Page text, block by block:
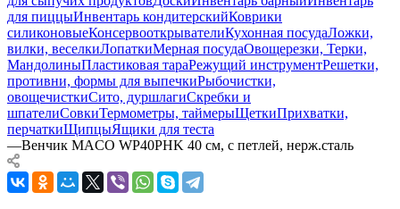
для пиццыИнвентарь кондитерскийКоврики
силиконовыеКонсервооткрывателиКухонная посудаЛожки,
вилки, веселкиЛопаткиМерная посудаОвощерезки, Терки,
МандолиныПластиковая тараРежущий инструментРешетки,
противни, формы для выпечкиРыбочистки,
овощечисткиСито, дуршлагиСкребки и
шпателиСовкиТермометры, таймерыЩеткиПрихватки,
перчаткиЩипцыЯщики для теста
—Венчик MACO WP40PHK 40 см, с петлей, нерж.сталь